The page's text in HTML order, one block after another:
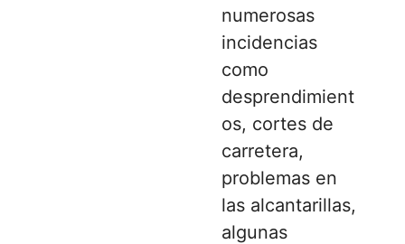
numerosas
incidencias
como
desprendimient
os, cortes de
carretera,
problemas en
las alcantarillas,
algunas